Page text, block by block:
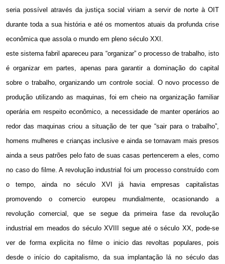
seria possível através da justiça social viriam a servir de norte à OIT
durante toda a sua história e até os momentos atuais da profunda crise
econômica que assola o mundo em pleno século XXI.
este sistema fabril apareceu para “organizar” o processo de trabalho, isto
é organizar em partes, apenas para garantir a dominação do capital
sobre o trabalho, organizando um controle social. O novo processo de
produção utilizando as maquinas, foi em cheio na organização familiar
operária em respeito econômico, a necessidade de manter operários ao
redor das maquinas criou a situação de ter que “sair para o trabalho”,
homens mulheres e crianças inclusive e ainda se tornavam mais presos
ainda a seus patrões pelo fato de suas casas pertencerem a eles, como
no caso do filme. A revolução industrial foi um processo construído com
o tempo, ainda no século XVI já havia empresas capitalistas
promovendo o comercio europeu mundialmente, ocasionando a
revolução comercial, que se segue da primeira fase da revolução
industrial em meados do século XVIII segue até o século XX, pode-se
ver de forma explicita no filme o inicio das revoltas populares, pois
desde o início do capitalismo, da sua implantação lá no século das